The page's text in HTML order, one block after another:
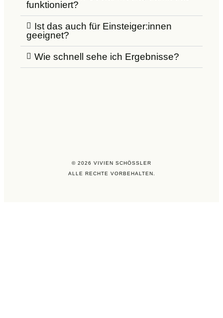
funktioniert?
Ist das auch für Einsteiger:innen
geeignet?
Wie schnell sehe ich Ergebnisse?
© 2026 VIVIEN SCHÖSSLER
ALLE RECHTE VORBEHALTEN.